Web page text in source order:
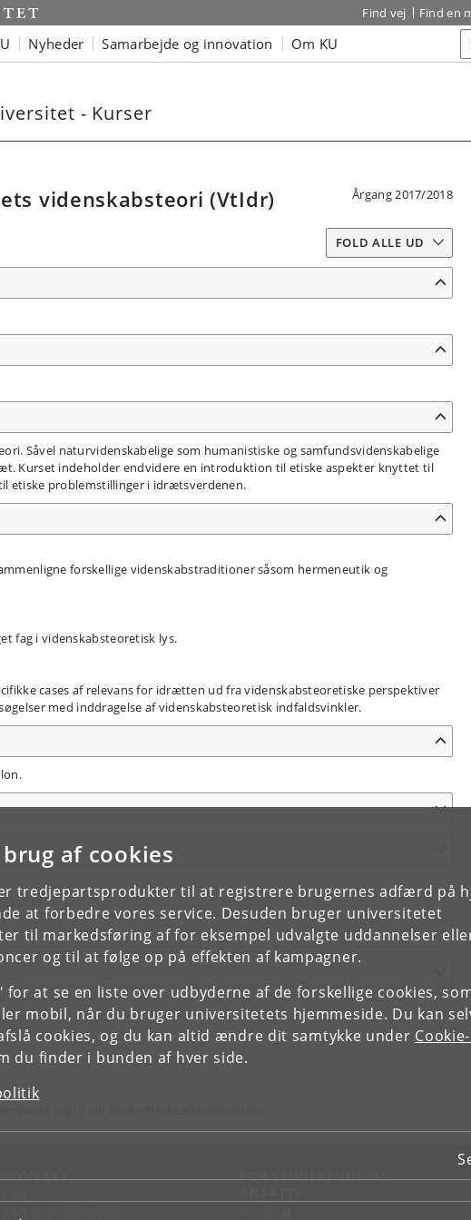
af cookies
tredjepartsprodukter til at registrere brugernes adfærd på
at forbedre vores service. Desuden bruger universitetet
til markedsføring af for eksempel udvalgte uddannelser
og til at følge op på effekten af kampagner.
for at se en liste over udbyderne af de forskellige cookies,
mobil, når du bruger universitetets hjemmeside. Du kan
cookies, og du kan altid ændre dit samtykke under
du finder i bunden af hver side.
Find vej Find en
Nyheder Samarbejde og innovation Om KU
- Kurser
videnskabsteori (VtIdr) Årgang 2017/2018
FOLD ALLE UD
Såvel naturvidenskabelige som humanistiske og samfundsvidenskabelige
Kurset indeholder endvidere en introduktion til etiske aspekter knyttet til
etiske problemstillinger i idrætsverdenen.
forskellige videnskabstraditioner såsom hermeneutik og
fag i videnskabsteoretisk lys.
cases af relevans for idrætten ud fra videnskabsteoretiske perspektiver
med inddragelse af videnskabsteoretisk indfaldsvinkler.
KONTAKT
FOR STUDERENDE OG